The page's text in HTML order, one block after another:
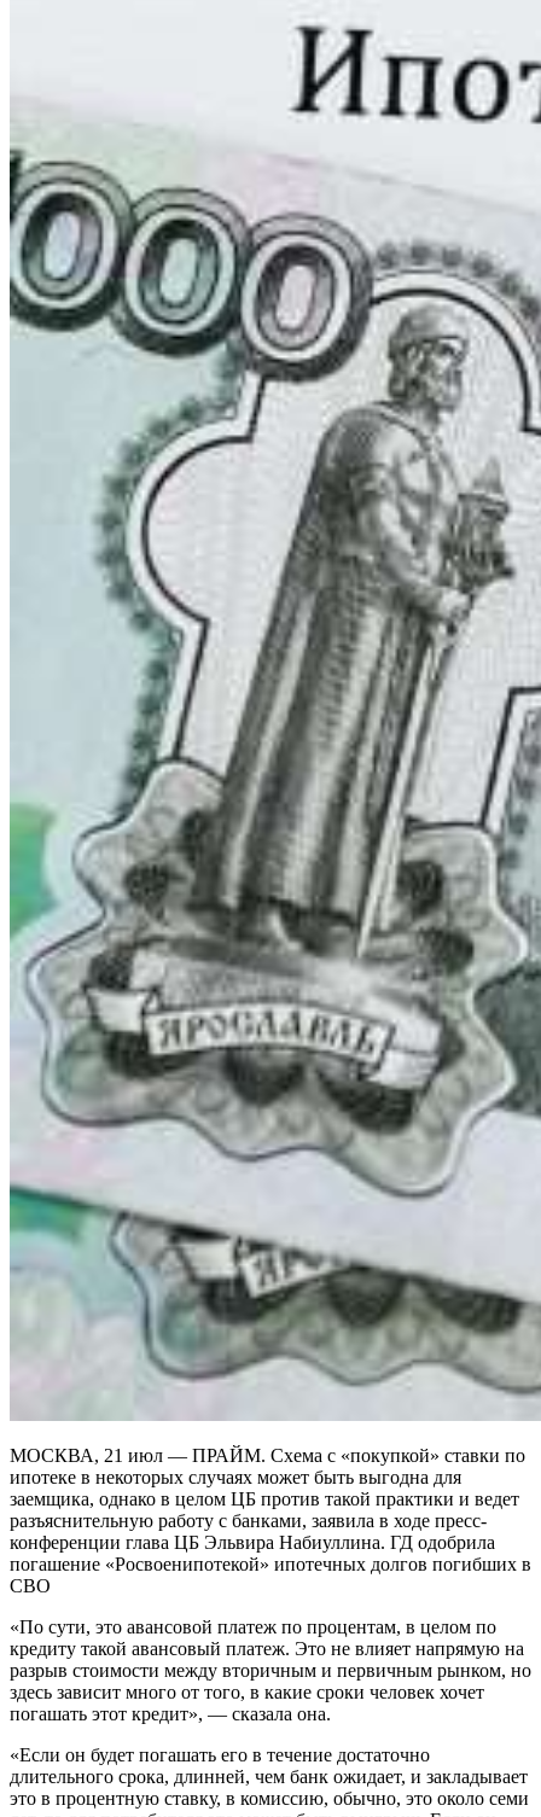
МОСКВА, 21 июл — ПРАЙМ. Схема с «покупкой» ставки по
ипотеке в некоторых случаях может быть выгодна для
заемщика, однако в целом ЦБ против такой практики и ведет
разъяснительную работу с банками, заявила в ходе пресс-
конференции глава ЦБ Эльвира Набиуллина. ГД одобрила
погашение «Росвоенипотекой» ипотечных долгов погибших в
СВО
«По сути, это авансовой платеж по процентам, в целом по
кредиту такой авансовый платеж. Это не влияет напрямую на
разрыв стоимости между вторичным и первичным рынком, но
здесь зависит много от того, в какие сроки человек хочет
погашать этот кредит», — сказала она.
«Если он будет погашать его в течение достаточно
длительного срока, длинней, чем банк ожидает, и закладывает
это в процентную ставку, в комиссию, обычно, это около семи